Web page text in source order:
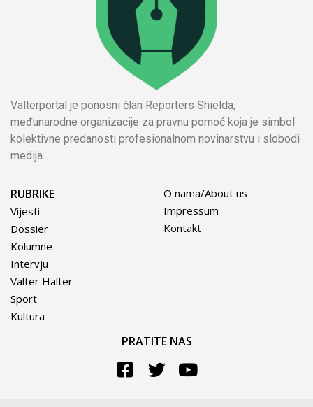
Valterportal je ponosni član Reporters Shielda,
međunarodne organizacije za pravnu pomoć koja je simbol
kolektivne predanosti profesionalnom novinarstvu i slobodi
medija.
RUBRIKE
Vijesti
Dossier
Kolumne
Intervju
Valter Halter
Sport
Kultura
O nama/About us
Impressum
Kontakt
PRATITE NAS